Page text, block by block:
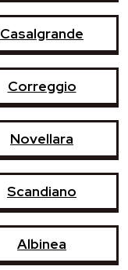
Casalgrande
Correggio
Novellara
Scandiano
Albinea